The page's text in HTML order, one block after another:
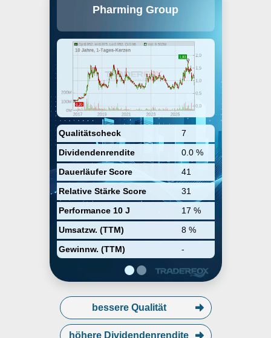
Pharming Group
Qualitätscheck
7
Dividendenrendite
0.0 %
Dauerläufer Score
41
Relative Stärke Score
31
Performance 10 J
17 %
Umsatzw. (TTM)
8 %
Gewinnw. (TTM)
-
company, which engages in the
products for the treatment of rare
diseases and unmet medical
needs. The firm offers RUCONEST,
which is a recombinant human C1-
esterase inhibitor for the
treatment of acute hereditary
angioedema. It operates through
the following segments:
RUCONEST®, Joenja®, Europe,
and Rest of the World. The
company was founded on
November 11, 1988, and is
headquartered in Leiden, the
Netherlands.
bessere Qualität
höhere Dividendenrendite